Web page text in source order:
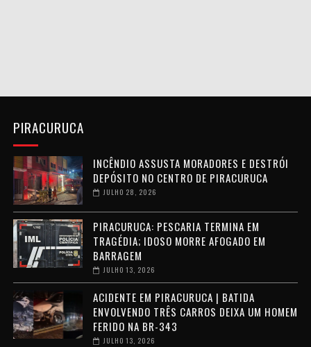
PIRACURUCA
INCÊNDIO ASSUSTA MORADORES E DESTRÓI
DEPÓSITO NO CENTRO DE PIRACURUCA
JULHO 28, 2026
PIRACURUCA: PESCARIA TERMINA EM
TRAGÉDIA; IDOSO MORRE AFOGADO EM
BARRAGEM
JULHO 13, 2026
ACIDENTE EM PIRACURUCA | BATIDA
ENVOLVENDO TRÊS CARROS DEIXA UM HOMEM
FERIDO NA BR-343
JULHO 13, 2026